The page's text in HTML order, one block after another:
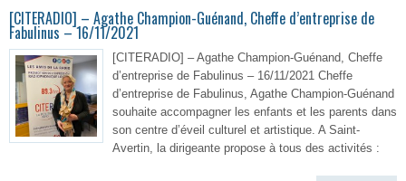
[CITERADIO] – Agathe Champion-Guénand, Cheffe d’entreprise de
Fabulinus – 16/11/2021
[CITERADIO] – Agathe Champion-Guénand, Cheffe
d’entreprise de Fabulinus – 16/11/2021 Cheffe
d’entreprise de Fabulinus, Agathe Champion-Guénand
souhaite accompagner les enfants et les parents dans
son centre d’éveil culturel et artistique. A Saint-
Avertin, la dirigeante propose à tous des activités :